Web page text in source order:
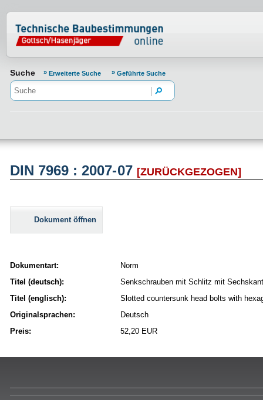
Normenportal Barrierefreiheit
Suche Erweiterte Suche Geführte Suche
DIN 7969 : 2007-07 [ZURÜCKGEZOGEN]
Dokument öffnen
Dokumentart:
Norm
Titel (deutsch):
Senkschrauben mit Schlitz mit
Titel (englisch):
Slotted countersunk head bolts with
Originalsprachen:
Deutsch
Preis:
52,20 EUR